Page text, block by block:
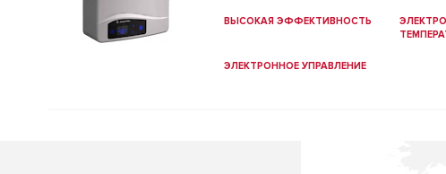
ВЫСОКАЯ ЭФФЕКТИВНОСТЬ
ЭЛЕКТРОННОЕ УПРАВЛЕНИЕ